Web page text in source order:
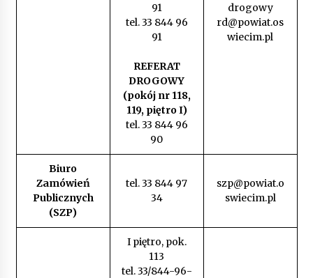
91
tel. 33 844 96
91
REFERAT
DROGOWY
(pokój nr 118,
119, piętro I)
tel. 33 844 96
90
drogowy
rd@powiat.os
wiecim.pl
Biuro
Zamówień
Publicznych
(SZP)
tel. 33 844 97
34
szp@powiat.o
swiecim.pl
I piętro, pok.
113
tel. 33/844-96-